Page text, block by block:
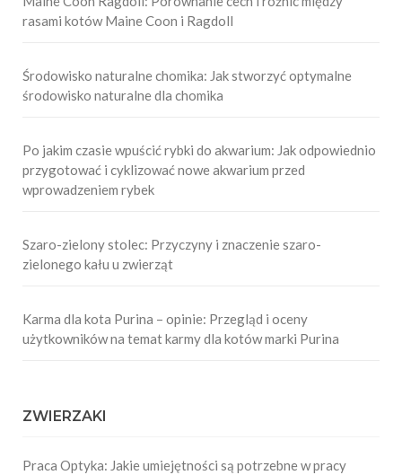
rasami kotów Maine Coon i Ragdoll
Środowisko naturalne chomika: Jak stworzyć optymalne
środowisko naturalne dla chomika
Po jakim czasie wpuścić rybki do akwarium: Jak odpowiednio
przygotować i cyklizować nowe akwarium przed
wprowadzeniem rybek
Szaro-zielony stolec: Przyczyny i znaczenie szaro-
zielonego kału u zwierząt
Karma dla kota Purina – opinie: Przegląd i oceny
użytkowników na temat karmy dla kotów marki Purina
ZWIERZAKI
Praca Optyka: Jakie umiejętności są potrzebne w pracy